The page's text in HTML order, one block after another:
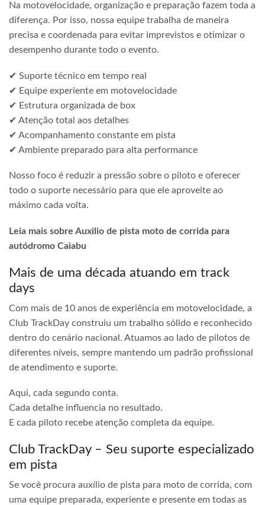
Na motovelocidade, organização e preparação fazem toda a
diferença. Por isso, nossa equipe trabalha de maneira
precisa e coordenada para evitar imprevistos e otimizar o
desempenho durante todo o evento.
✔ Suporte técnico em tempo real
✔ Equipe experiente em motovelocidade
✔ Estrutura organizada de box
✔ Atenção total aos detalhes
✔ Acompanhamento constante em pista
✔ Ambiente preparado para alta performance
Nosso foco é reduzir a pressão sobre o piloto e oferecer
todo o suporte necessário para que ele aproveite ao
máximo cada volta.
Leia mais sobre Auxilio de pista moto de corrida para
autódromo Caiabu
Mais de uma década atuando em track
days
Com mais de 10 anos de experiência em motovelocidade, a
Club TrackDay construiu um trabalho sólido e reconhecido
dentro do cenário nacional. Atuamos ao lado de pilotos de
diferentes níveis, sempre mantendo um padrão profissional
de atendimento e suporte.
Aqui, cada segundo conta.
Cada detalhe influencia no resultado.
E cada piloto recebe atenção completa da equipe.
Club TrackDay – Seu suporte especializado
em pista
Se você procura auxílio de pista para moto de corrida, com
uma equipe preparada, experiente e presente em todas as